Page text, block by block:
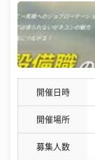
開催日時
開催場所
募集人数